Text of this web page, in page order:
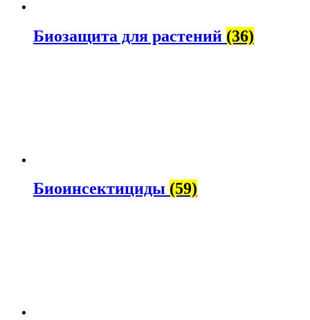
Биозащита для растений (36)
Биоинсектициды (59)